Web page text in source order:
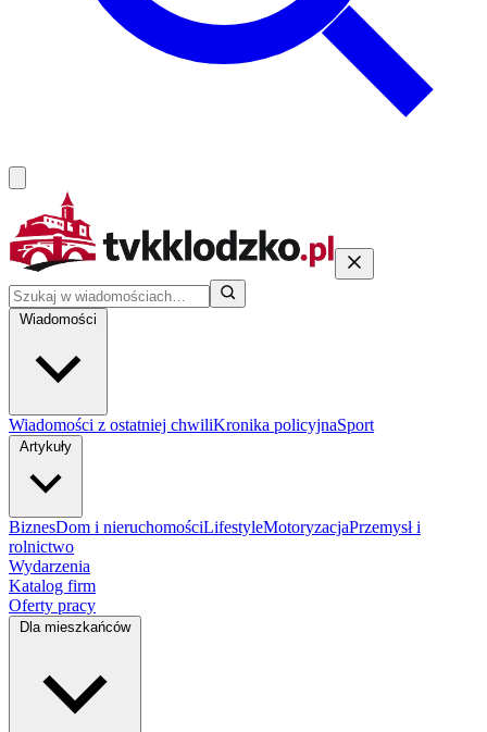
Wiadomości
Wiadomości z ostatniej chwiliKronika policyjnaSport
Artykuły
BiznesDom i nieruchomościLifestyleMotoryzacjaPrzemysł i
rolnictwo
Wydarzenia
Katalog firm
Oferty pracy
Dla mieszkańców